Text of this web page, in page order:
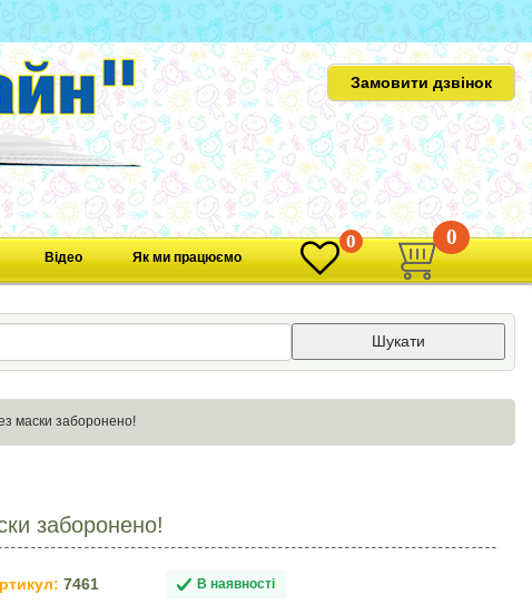
Замовити дзвінок
Відео Як ми працюємо
0 0
Шукати
маски заборонено!
заборонено!
7461 В наявності